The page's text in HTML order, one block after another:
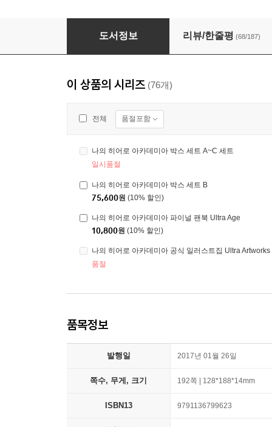
나의 히어로 아카데미아 11 일반판
도서정보 리뷰/한줄평 (68/187)
이 상품의 시리즈 (76개)
전체 품절포함
나의 히어로 아카데미아 박스 세트 A~C 세트
일시품절
나의 히어로 아카데미아 박스 세트 B
75,600원 (10% 할인)
나의 히어로 아카데미아 파이널 팬북 Ultra Age
10,800원 (10% 할인)
나의 히어로 아카데미아 공식 일러스트집 Ultra Artworks
품절
품목정보
발행일 2017년 01월 26일
쪽수, 무게, 크기 192쪽 | 128*188*14mm
ISBN13 9791136799623